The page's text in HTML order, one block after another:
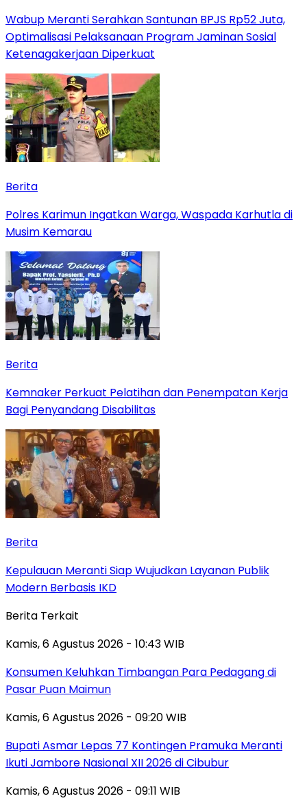
Wabup Meranti Serahkan Santunan BPJS Rp52 Juta,
Optimalisasi Pelaksanaan Program Jaminan Sosial
Ketenagakerjaan Diperkuat
Berita
Polres Karimun Ingatkan Warga, Waspada Karhutla di
Musim Kemarau
Berita
Kemnaker Perkuat Pelatihan dan Penempatan Kerja
Bagi Penyandang Disabilitas
Berita
Kepulauan Meranti Siap Wujudkan Layanan Publik
Modern Berbasis IKD
Berita Terkait
Kamis, 6 Agustus 2026 - 10:43 WIB
Konsumen Keluhkan Timbangan Para Pedagang di
Pasar Puan Maimun
Kamis, 6 Agustus 2026 - 09:20 WIB
Bupati Asmar Lepas 77 Kontingen Pramuka Meranti
Ikuti Jambore Nasional XII 2026 di Cibubur
Kamis, 6 Agustus 2026 - 09:11 WIB